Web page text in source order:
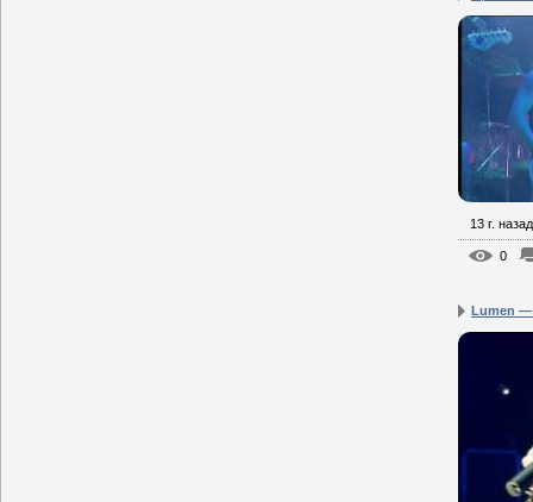
13 г. назад
0
Lumen —